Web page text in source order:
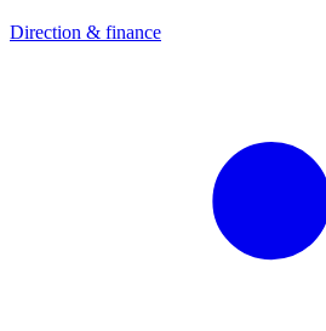
Direction & finance